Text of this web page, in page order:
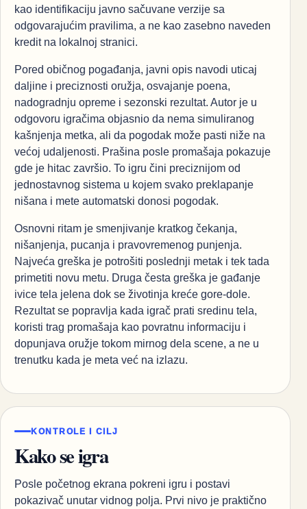
kao identifikaciju javno sačuvane verzije sa
odgovarajućim pravilima, a ne kao zasebno naveden
kredit na lokalnoj stranici.
Pored običnog pogađanja, javni opis navodi uticaj
daljine i preciznosti oružja, osvajanje poena,
nadogradnju opreme i sezonski rezultat. Autor je u
odgovoru igračima objasnio da nema simuliranog
kašnjenja metka, ali da pogodak može pasti niže na
većoj udaljenosti. Prašina posle promašaja pokazuje
gde je hitac završio. To igru čini preciznijom od
jednostavnog sistema u kojem svako preklapanje
nišana i mete automatski donosi pogodak.
Osnovni ritam je smenjivanje kratkog čekanja,
nišanjenja, pucanja i pravovremenog punjenja.
Najveća greška je potrošiti poslednji metak i tek tada
primetiti novu metu. Druga česta greška je gađanje
ivice tela jelena dok se životinja kreće gore-dole.
Rezultat se popravlja kada igrač prati sredinu tela,
koristi trag promašaja kao povratnu informaciju i
dopunjava oružje tokom mirnog dela scene, a ne u
trenutku kada je meta već na izlazu.
KONTROLE I CILJ
Kako se igra
Posle početnog ekrana pokreni igru i postavi
pokazivač unutar vidnog polja. Prvi nivo je praktično